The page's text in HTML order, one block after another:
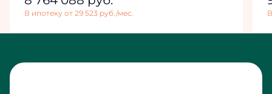
В ипотеку от 29 523 руб./мес.